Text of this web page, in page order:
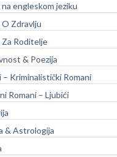
engleskom jeziku
Zdravlju
Za Roditelje
& Poezija
– Kriminalistički Romani
Romani – Ljubići
& Astrologija